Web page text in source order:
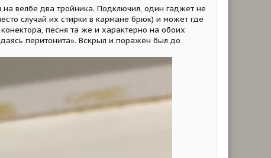
велбе два тройника. Подключил, один гаджет не
случай их стирки в кармане брюк) и может где
песня та же и характерно на обоих
перитонита». Вскрыл и поражен был до